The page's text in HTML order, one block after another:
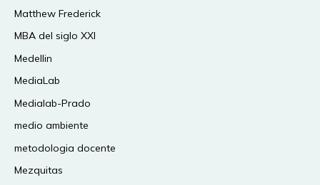
Matthew Frederick
MBA del siglo XXI
Medellin
MediaLab
Medialab-Prado
medio ambiente
metodologia docente
Mezquitas